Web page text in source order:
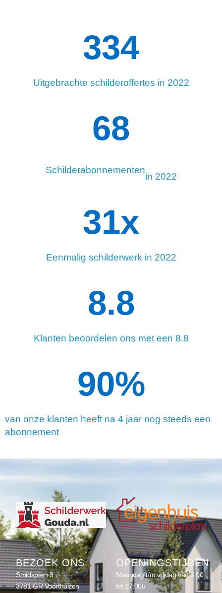
Uitgebrachte schilderoffertes in 2022
334
Schilderabonnementen
in 2022
101
Eenmalig schilderwerk in 2022
34x
Klanten beoordelen ons met een 8.8
8.8
van onze klanten heeft na 4 jaar nog steeds een
abonnement
90%
BEZOEK ONS
Smidsplein 3
3781 GR Voorthuizen
OPENINGSTIJDEN
Maandag t/m vrijdag van 8:00
tot 17:00u